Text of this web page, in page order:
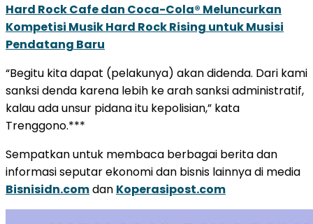
Hard Rock Cafe dan Coca-Cola® Meluncurkan
Kompetisi Musik Hard Rock Rising untuk Musisi
Pendatang Baru
“Begitu kita dapat (pelakunya) akan didenda. Dari kami
sanksi denda karena lebih ke arah sanksi administratif,
kalau ada unsur pidana itu kepolisian,” kata
Trenggono.***
Sempatkan untuk membaca berbagai berita dan
informasi seputar ekonomi dan bisnis lainnya di media
Bisnisidn.comdan Koperasipost.com